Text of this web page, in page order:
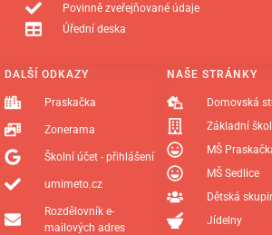
NAŠE STRÁNKY
Domovská
Základní
MŠ
MŠ Sedlice
Dětská
Jídelny
DALŠÍ ODKAZY
Praskačka
Zonerama
Školní účet - přihlášení
umimeto.cz
Rozdělovník e-
mailových adres
Povinně zveřejňované údaje
Úřední deska